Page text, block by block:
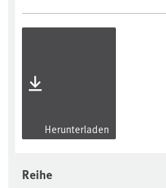
Herunterladen
Reihe